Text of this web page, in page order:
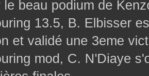
le beau podium de
13.5, B. Elbisser
et validé une 3eme
mod, C. N'Diaye